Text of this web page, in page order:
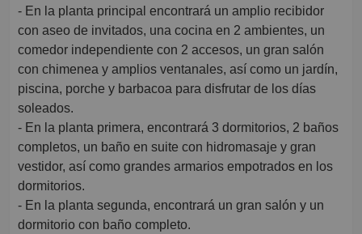
- En la planta principal encontrará un amplio recibidor
con aseo de invitados, una cocina en 2 ambientes, un
comedor independiente con 2 accesos, un gran salón
con chimenea y amplios ventanales, así como un jardín,
piscina, porche y barbacoa para disfrutar de los días
soleados.
- En la planta primera, encontrará 3 dormitorios, 2 baños
completos, un baño en suite con hidromasaje y gran
vestidor, así como grandes armarios empotrados en los
dormitorios.
- En la planta segunda, encontrará un gran salón y un
dormitorio con baño completo.